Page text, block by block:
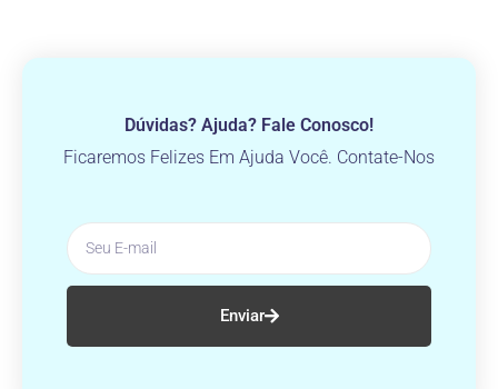
Dúvidas? Ajuda? Fale Conosco!
Ficaremos Felizes Em Ajuda Você. Contate-Nos
Enviar